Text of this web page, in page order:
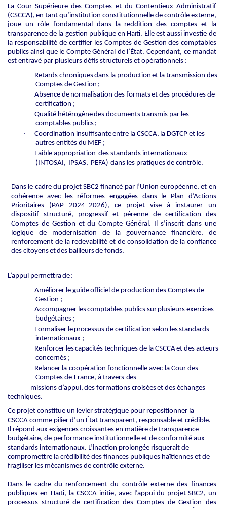
La Cour Supérieure des Comptes et du Contentieux Administratif
(CSCCA), en tant qu’institution constitutionnelle de contrôle externe,
joue un rôle fondamental dans la reddition des comptes et
la
transparence de la gestion publique en Haïti. Elle est aussi investie de
la responsabilité de certifier les Comptes de Gestion des comptables
publics ainsi que le Compte Général de l’État. Cependant, ce mandat
est entravé par plusieurs défis structurels et opérationnels :
·
Retards chroniquesdans la production et la transmission des
Comptes de Gestion ;
·
Absence de normalisation des formatset des procédures de
certification ;
·
Qualité hétérogènedes documentstransmis par les
comptables publics ;
·
Coordination insuffisanteentre la CSCCA, la DGTCP et les
autres entités du MEF ;
·
Faible appropriation des standards internationaux
(INTOSAI, IPSAS, PEFA) dans les pratiques de contrôle.
Dans le cadre du projet SBC2 financé par l’Union européenne, et en
cohérence avec les réformes engagées dans le Plan d’Actions
Prioritaires (PAP 2024–2026), ce projet vise à instaurer un
dispositif structuré, progressif et pérenne de certification des
Comptes de Gestion et du Compte Général. Il s’inscrit dans une
logique de modernisation de la gouvernance financière, de
renforcement de la redevabilité et de consolidation de la confiance
des citoyensetdes bailleursdefonds.
L’appui permettrade :
·
Améliorer le guideofficiel de production des Comptes de
Gestion ;
·
Accompagner lescomptables publics sur plusieurs exercices
budgétaires ;
·
Formaliser le processus de certification selon lesstandards
internationaux ;
·
Renforcer lescapacités techniques de la CSCCAet des acteurs
concernés ;
·
Relancer la coopération fonctionnelle avec la Cour des
Comptes de France, à travers des
missions d’appui, des formations croiséeset des échanges
techniques.
Ce projet constitue un levier stratégique pour repositionner la
CSCCA comme pilier d’un État transparent, responsable et crédible.
Il répond aux exigences croissantes en matière de transparence
budgétaire, de performance institutionnelle et de conformité aux
standards internationaux. L’inaction prolongée risquerait de
compromettre la crédibilité des finances publiques haïtiennes et de
fragiliser les mécanismes de contrôle externe.
Dans le cadre du renforcement du contrôle externe des finances
publiques en Haïti, la CSCCA initie, avec l’appui du projet SBC2, un
processus structuré de certification des Comptes de Gestion des